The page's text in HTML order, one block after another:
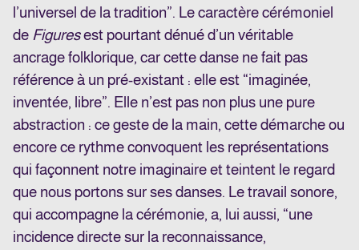
l’universel de la tradition”. Le caractère cérémoniel
de Figuresest pourtant dénué d’un véritable
ancrage folklorique, car cette danse ne fait pas
référence à un pré-existant : elle est “imaginée,
inventée, libre”. Elle n’est pas non plus une pure
abstraction : ce geste de la main, cette démarche ou
encore ce rythme convoquent les représentations
qui façonnent notre imaginaire et teintent le regard
que nous portons sur ses danses. Le travail sonore,
qui accompagne la cérémonie, a, lui aussi, “une
incidence directe sur la reconnaissance,